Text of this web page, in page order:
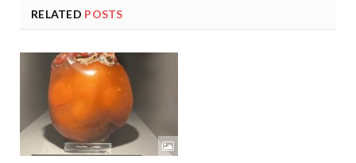
RELATED POSTS